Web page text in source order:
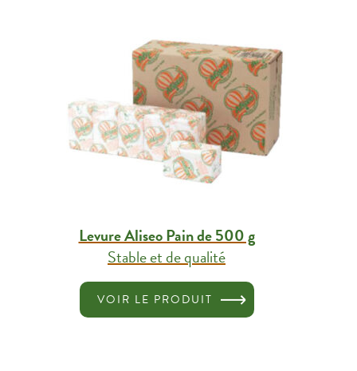
Levure Aliseo Pain de 500 g
Stable et de qualité
VOIR LE PRODUIT